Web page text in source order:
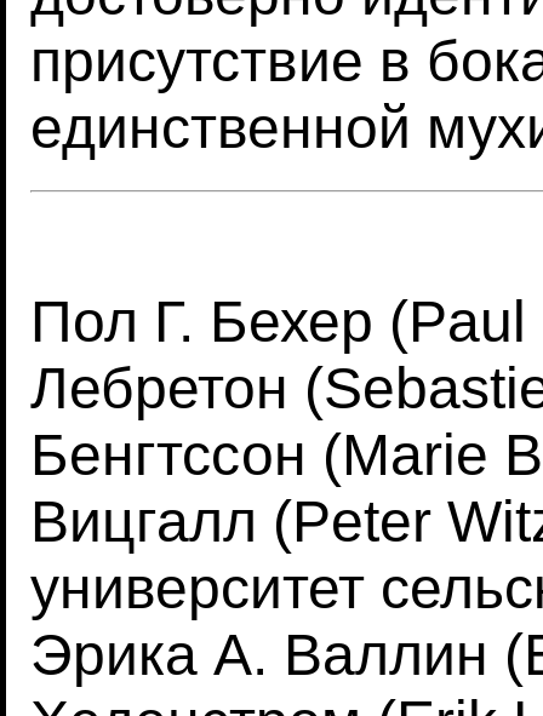
присутствие в
единственной
Пол Г. Бехер
Лебретон
Бенгтссон (Marie
Вицгалл (Peter
университет
Эрика А. Валлин